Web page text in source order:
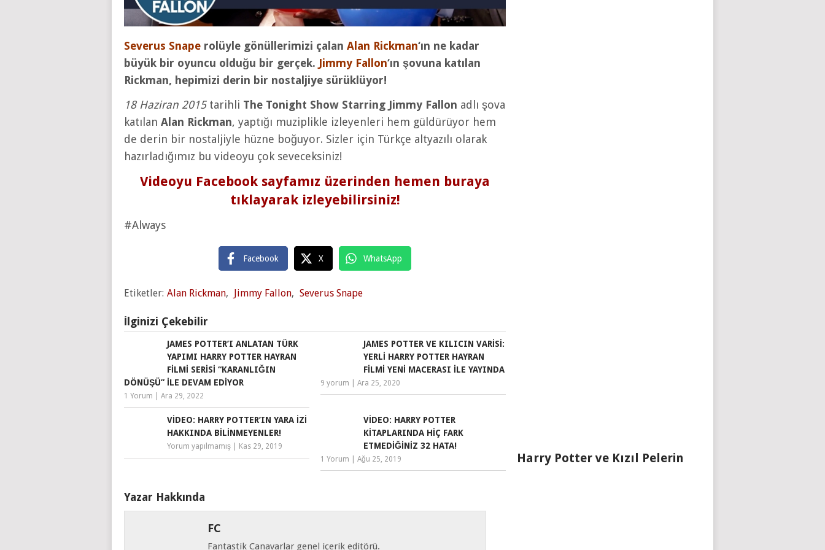
Severus Snape rolüyle gönüllerimizi çalan Alan Rickman‘ın ne kadar
büyük bir oyuncu olduğu bir gerçek. Jimmy Fallon‘ın şovuna katılan
Rickman, hepimizi derin bir nostaljiye sürüklüyor!
18 Haziran 2015tarihli The Tonight Show Starring Jimmy Fallon adlı şova
katılan Alan Rickman, yaptığı muziplikle izleyenleri hem güldürüyor hem
de derin bir nostaljiyle hüzne boğuyor. Sizler için Türkçe altyazılı olarak
hazırladığımız bu videoyu çok seveceksiniz!
Videoyu Facebook sayfamız üzerinden hemen buraya
tıklayarak izleyebilirsiniz!
#Always
Facebook X WhatsApp
Etiketler: Alan Rickman, Jimmy Fallon, Severus Snape
İlginizi Çekebilir
JAMES POTTER’I ANLATAN TÜRK
YAPIMI HARRY POTTER HAYRAN
FILMI SERISI “KARANLIĞIN
DÖNÜŞÜ” ILE DEVAM EDIYOR
1 Yorum Ara 29, 2022
JAMES POTTER VE KILICIN VARISI:
YERLI HARRY POTTER HAYRAN
FILMI YENI MACERASI ILE YAYINDA
9 yorum |Ara 25, 2020
VIDEO: HARRY POTTER’IN YARA İZI
HAKKINDA BILINMEYENLER!
Yorum yapılmamış Kas 29, 2019
VIDEO: HARRY POTTER
KITAPLARINDA HIÇ FARK
ETMEDIĞINIZ 32 HATA!
1 Yorum |Ağu 25, 2019
Yazar Hakkında
FC
Fantastik Canavarlar genel içerik editörü.
Harry Potter ve Kızıl Pelerin